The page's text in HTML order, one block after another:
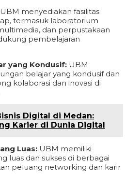
UBM menyediakan fasilitas
termasuk laboratorium
dan perpustakaan
pembelajaran
yang Kondusif: UBM
belajar yang kondusif dan
kolaborasi dan inovasi di
Digital di Medan:
Karier di Dunia Digital
Luas: UBM memiliki
luas dan sukses di berbagai
peluang networking dan karir